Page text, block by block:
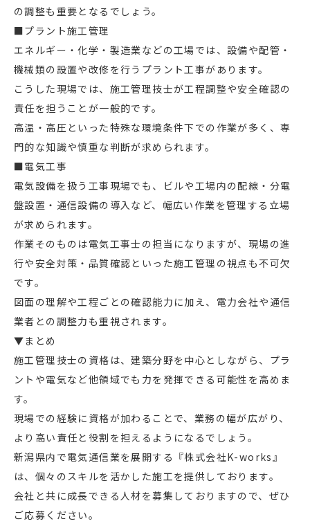
の調整も重要となるでしょう。
■プラント施工管理
エネルギー・化学・製造業などの工場では、設備や配管・
機械類の設置や改修を行うプラント工事があります。
こうした現場では、施工管理技士が工程調整や安全確認の
責任を担うことが一般的です。
高温・高圧といった特殊な環境条件下での作業が多く、専
門的な知識や慎重な判断が求められます。
■電気工事
電気設備を扱う工事現場でも、ビルや工場内の配線・分電
盤設置・通信設備の導入など、幅広い作業を管理する立場
が求められます。
作業そのものは電気工事士の担当になりますが、現場の進
行や安全対策・品質確認といった施工管理の視点も不可欠
です。
図面の理解や工程ごとの確認能力に加え、電力会社や通信
業者との調整力も重視されます。
▼まとめ
施工管理技士の資格は、建築分野を中心としながら、プラ
ントや電気など他領域でも力を発揮できる可能性を高めま
す。
現場での経験に資格が加わることで、業務の幅が広がり、
より高い責任と役割を担えるようになるでしょう。
新潟県内で電気通信業を展開する『株式会社K-works』
は、個々のスキルを活かした施工を提供しております。
会社と共に成長できる人材を募集しておりますので、ぜひ
ご応募ください。